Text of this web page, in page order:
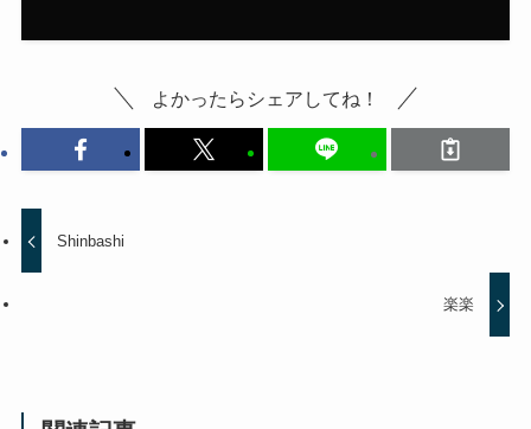
よかったらシェアしてね！
Shinbashi
楽楽